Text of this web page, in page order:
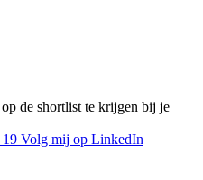
de shortlist te krijgen bij je
19 Volg mij op LinkedIn